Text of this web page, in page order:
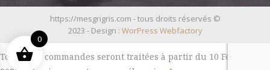
https://mesgrigris.com - tous droits réservés ©
2023 - Design : WorPress Webfactory
Toutes les commandes seront traitées à partir du 10 Février
0